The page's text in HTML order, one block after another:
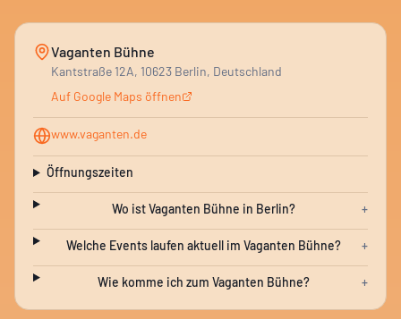
Vaganten Bühne
Kantstraße 12A, 10623 Berlin, Deutschland
Auf Google Maps öffnen
www.vaganten.de
Öffnungszeiten
Wo ist Vaganten Bühne in Berlin? +
Welche Events laufen aktuell im Vaganten Bühne? +
Wie komme ich zum Vaganten Bühne? +